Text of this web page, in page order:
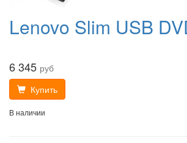
Lenovo Slim USB
6 345 руб
Купить
В наличии